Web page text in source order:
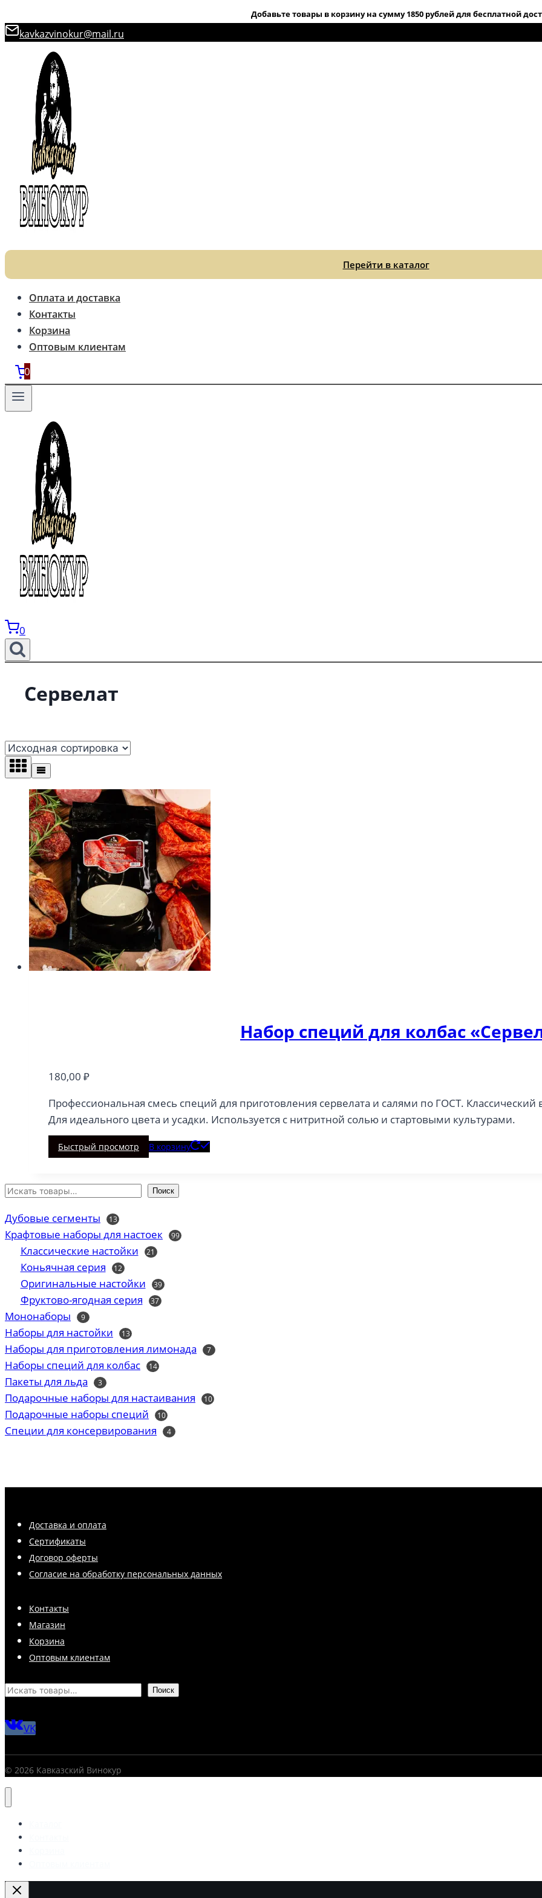
Добавьте товары в корзину на сумму 1850 рублей для бесплатной
Перейти
содержимому
kavkazvinokur@mail.ru
Перейти в каталог
Оплата и доставка
Контакты
Корзина
Оптовым клиентам
0
0
Сервелат
Набор специй для колбас
180,00 ₽
Профессиональная смесь специй для приготовления сервелата и салями по ГОСТ.
Для идеального цвета и усадки. Используется с нитритной солью и стартовыми культурами.
Быстрый просмотр В корзину
Поиск
Дубовые сегменты 1313
Крафтовые наборы для настоек 9999
Классические настойки 2121
Коньячная серия 1212
товаров
Оригинальные настойки 3939
Фруктово-ягодная серия 3737
Мононаборы 99
товаров
Наборы для настойки 1313
Наборы для приготовления лимонада 77
Наборы специй для колбас 1414
Пакеты для льда 3 3
Подарочные наборы для настаивания 1010
Подарочные наборы специй 1010
товаров
Специи для консервирования 44
Доставка и оплата
Сертификаты
Договор оферты
Согласие на обработку персональных данных
Контакты
Магазин
Корзина
Оптовым клиентам
Поиск
VK
© 2026 Кавказский Винокур